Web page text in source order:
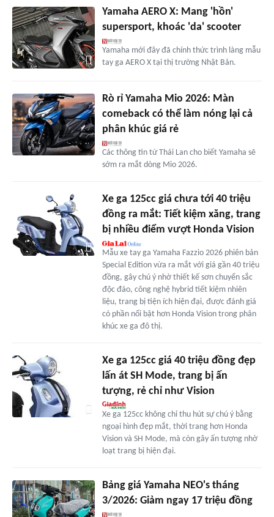
Yamaha AERO X: Mang 'hồn'
supersport, khoác 'da' scooter
Yamaha mới đây đã chính thức trình làng mẫu
tay ga AERO X tại thị trường Nhật Bản.
Rò rỉ Yamaha Mio 2026: Màn
comeback có thể làm nóng lại cả
phân khúc giá rẻ
Các thông tin từ Thái Lan cho biết Yamaha sẽ
sớm ra mắt dòng Mio 2026.
Xe ga 125cc giá chưa tới 40 triệu
đồng ra mắt: Tiết kiệm xăng, trang
bị nhiều điểm vượt Honda Vision
Mẫu xe tay ga Yamaha Fazzio 2026 phiên bản
Special Edition vừa ra mắt với giá gần 40 triệu
đồng, gây chú ý nhờ thiết kế sơn chuyển sắc
độc đáo, công nghệ hybrid tiết kiệm nhiên
liệu, trang bị tiện ích hiện đại, được đánh giá
có phần nổi bật hơn Honda Vision trong phân
khúc xe ga đô thị.
Xe ga 125cc giá 40 triệu đồng đẹp
lấn át SH Mode, trang bị ấn
tượng, rẻ chỉ như Vision
Xe ga 125cc không chỉ thu hút sự chú ý bằng
ngoại hình đẹp mắt, thời trang hơn Honda
Vision và SH Mode, mà còn gây ấn tượng nhờ
loạt trang bị hiện đại.
Bảng giá Yamaha NEO's tháng
3/2026: Giảm ngay 17 triệu đồng